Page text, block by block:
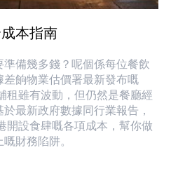
本指南
備幾多錢？呢個係每位餐飲
餉物業估價署最新發布嘅
租雖有波動，但仍然是餐廳經
最新政府數據同行業報告，
開設食肆嘅各項成本，幫你做
財務陷阱。